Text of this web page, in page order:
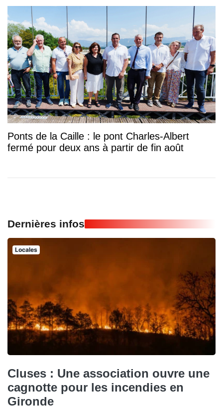
Ponts de la Caille : le pont Charles-Albert
fermé pour deux ans à partir de fin août
Dernières infos
Locales
Cluses : Une association ouvre une
cagnotte pour les incendies en
Gironde